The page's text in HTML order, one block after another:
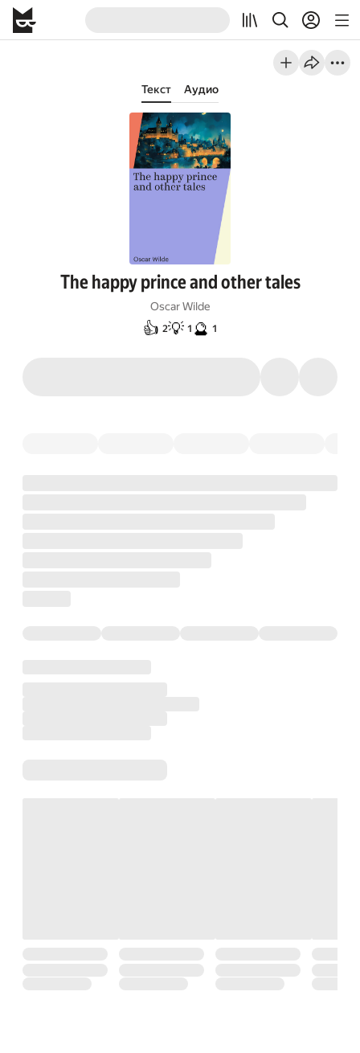
Текст Аудио
The happy prince and other tales
Oscar Wilde
👍 2💡 1 🔮 1